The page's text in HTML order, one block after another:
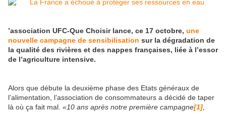
’association UFC-Que Choisir lance, ce 17 octobre, une
nouvelle campagne de sensibilisation sur la dégradation de
la qualité des rivières et des nappes françaises, liée à l’essor
de l’agriculture intensive.
Alors que débute la deuxième phase des Etats généraux de
l’alimentation, l’association de consommateurs a décidé de taper
là où ça fait mal. «10 ans après notre première campagne[1]